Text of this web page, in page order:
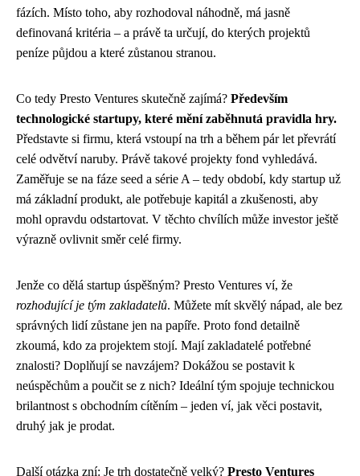
fázích. Místo toho, aby rozhodoval náhodně, má jasně
definovaná kritéria – a právě ta určují, do kterých projektů
peníze půjdou a které zůstanou stranou.
Co tedy Presto Ventures skutečně zajímá? Především
technologické startupy, které mění zaběhnutá pravidla hry.
Představte si firmu, která vstoupí na trh a během pár let převrátí
celé odvětví naruby. Právě takové projekty fond vyhledává.
Zaměřuje se na fáze seed a série A – tedy období, kdy startup už
má základní produkt, ale potřebuje kapitál a zkušenosti, aby
mohl opravdu odstartovat. V těchto chvílích může investor ještě
výrazně ovlivnit směr celé firmy.
Jenže co dělá startup úspěšným? Presto Ventures ví, že
rozhodující je tým zakladatelů. Můžete mít skvělý nápad, ale bez
správných lidí zůstane jen na papíře. Proto fond detailně
zkoumá, kdo za projektem stojí. Mají zakladatelé potřebné
znalosti? Doplňují se navzájem? Dokážou se postavit k
neúspěchům a poučit se z nich? Ideální tým spojuje technickou
brilantnost s obchodním cítěním – jeden ví, jak věci postavit,
druhý jak je prodat.
Další otázka zní: Je trh dostatečně velký? Presto Ventures